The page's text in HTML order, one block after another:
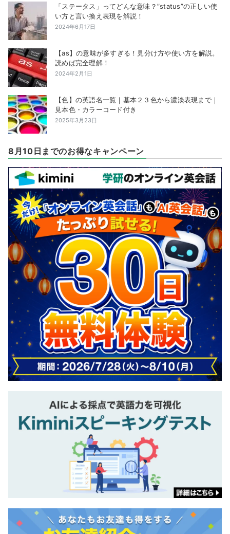
「ステータス」ってどんな意味？”status”の正しい使
い方と言い換え表現を解説！
2024年6月17日
【as】の意味が多すぎる！見分け方や使い方を解説。
読めば完全理解！
2024年2月1日
【色】の英語名一覧｜基本２３色から濃淡表現まで｜
見本色・カラーコード付き
2025年3月23日
8月10日までのお得なキャンペーン